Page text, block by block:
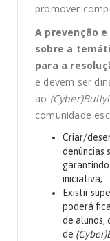
promover
A prevenção
sobre a
para a
e devem ser
ao
comunidade
Criar/
denúncias
garantindo
iniciativa;
Existir
poderá
de alunos,
de